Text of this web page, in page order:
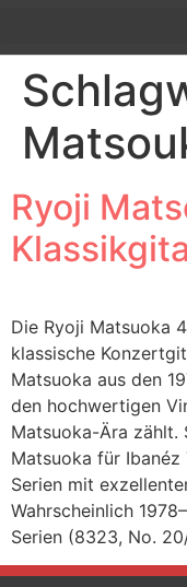
Ryoji
Die Ryoji Matsuoka
klassische
Matsuoka aus den
den hochwertigen
Matsuoka-Ära zählt.
Matsuoka für
Serien mit
Wahrscheinlich
Serien (8323, No.